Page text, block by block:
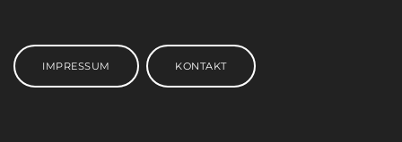
IMPRESSUM KONTAKT